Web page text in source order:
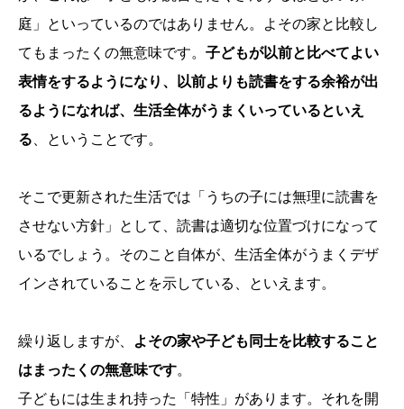
庭」といっているのではありません。よその家と比較し
てもまったくの無意味です。 子どもが以前と比べてよい
表情をするようになり、以前よりも読書をする余裕が出
るようになれば、生活全体がうまくいっているといえ
る 、ということです。
そこで更新された生活では「うちの子には無理に読書を
させない方針」として、読書は適切な位置づけになって
いるでしょう。そのこと自体が、生活全体がうまくデザ
インされていることを示している、といえます。
繰り返しますが、 よその家や子ども同士を比較すること
はまったくの無意味です。
子どもには生まれ持った「特性」があります。それを開